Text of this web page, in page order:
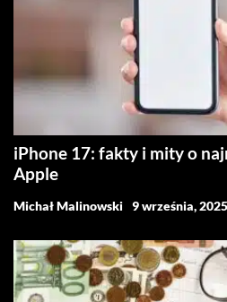
iPhone 17: fakty i mity o
Apple
Michał Malinowski 9 września, 2025